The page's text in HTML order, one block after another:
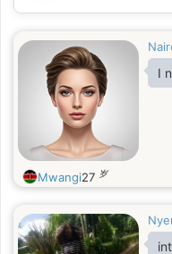
I
Mwangi27 岁